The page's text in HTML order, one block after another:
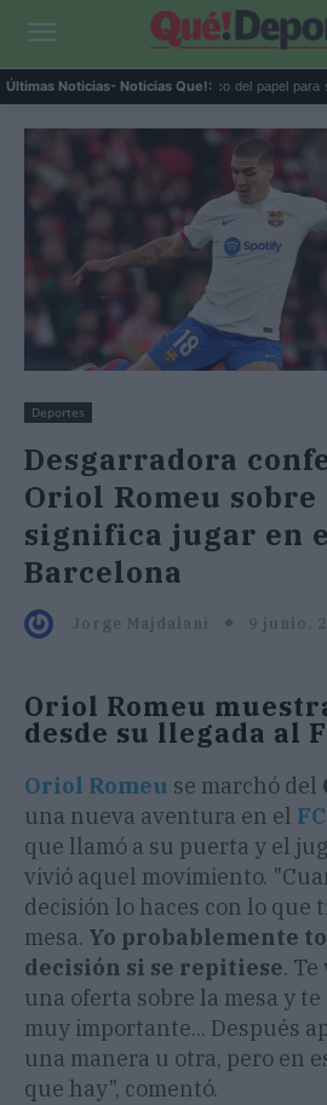
Últimas Noticias- Noticias Que!:
goma de la nevera: el truco del papel para sabe...
Deportes
Desgarradora
Oriol Romeu sobre
significa jugar en
Barcelona
Jorge Majdalani 9 junio,
Oriol Romeu
desde su llegada al
Oriol Romeu se marchó del
una nueva aventura en el
que llamó a su puerta y el
vivió aquel movimiento.
decisión lo haces con lo que
mesa. Yo probablemente
decisión si se repitiese.
una oferta sobre la mesa y
muy importante... Después
una manera u otra, pero en
que hay", comentó.